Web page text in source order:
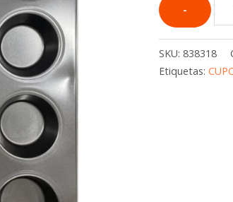
SKU:838318
Etiquetas: